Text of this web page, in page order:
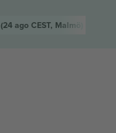
(24 ago CEST, Malmö)